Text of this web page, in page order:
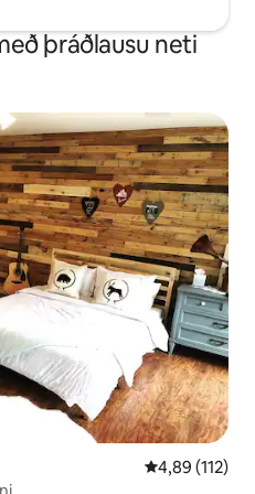
þráðlausu neti
4,89 af 5 í
4,89 (112)